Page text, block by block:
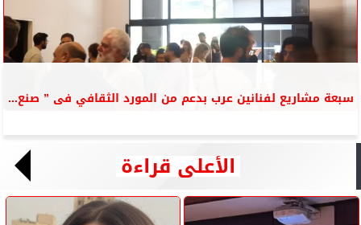
سبعة مشاريع لفنانين عرب بدعم من المورد الثقافي فى ” صنع...
الأعلى قراءة